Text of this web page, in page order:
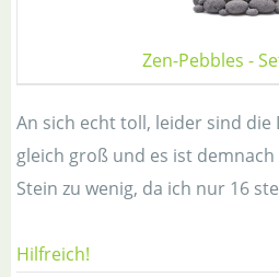
Zen-Pebbles -
An sich echt toll, leider sind die
gleich groß und es ist
Stein zu wenig, da ich nur 16
Hilfreich!